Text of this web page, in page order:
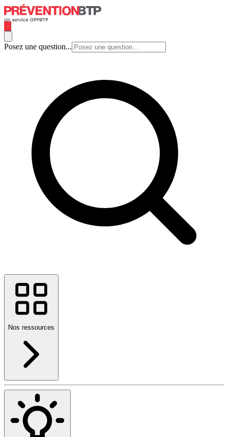
Posez une question...
Nos ressources